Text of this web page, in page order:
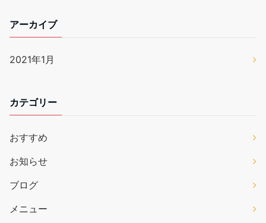
アーカイブ
2021年1月
カテゴリー
おすすめ
お知らせ
ブログ
メニュー